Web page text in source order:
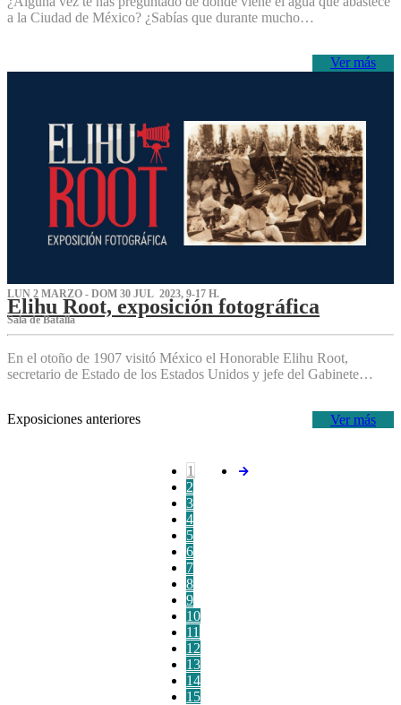
a la Ciudad de México? ¿Sabías que durante mucho…
Ver más
LUN 2 MARZO - DOM 30 JUL 2023, 9-17 H.
Elihu Root, exposición fotográfica
Sala de Batalla
En el otoño de 1907 visitó México el Honorable Elihu Root,
secretario de Estado de los Estados Unidos y jefe del Gabinete…
Ver más
Exposiciones anteriores
1
2
3
4
5
6
7
8
9
10
11
12
13
14
15